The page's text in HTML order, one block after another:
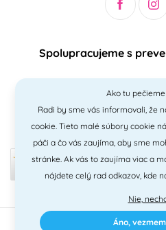
Spolupracujeme s
Bezpečný a
2010 - 2026 © PNM International
Ako tu
Radi by sme vás informovali, že
cookie. Tieto malé súbory cookie
páči a čo vás zaujíma, aby sme
stránke. Ak vás to zaujíma viac a
nájdete celý rad odkazov, kde
Nie,
Áno,